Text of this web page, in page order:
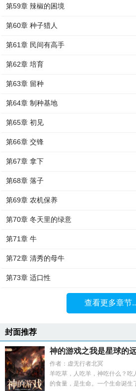
第59章 辣椒的困境
第60章 种子猎人
第61章 民间有高手
第62章 培育
第63章 留种
第64章 制种基地
第65章 初见
第66章 交锋
第67章 拿下
第68章 落子
第69章 农机保养
第70章 冬天里的绿意
第71章 牛
第72章 清秀的母牛
第73章 适口性
查看更多章节
封面推荐
神的游戏之我是星球的
作者：虚无行者北冥
羊吃草，人吃羊，神吃什么？吃
的食量，是生命。一个生命诞生